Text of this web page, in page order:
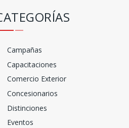
Campañas
Capacitaciones
Comercio Exterior
Concesionarios
Distinciones
Eventos